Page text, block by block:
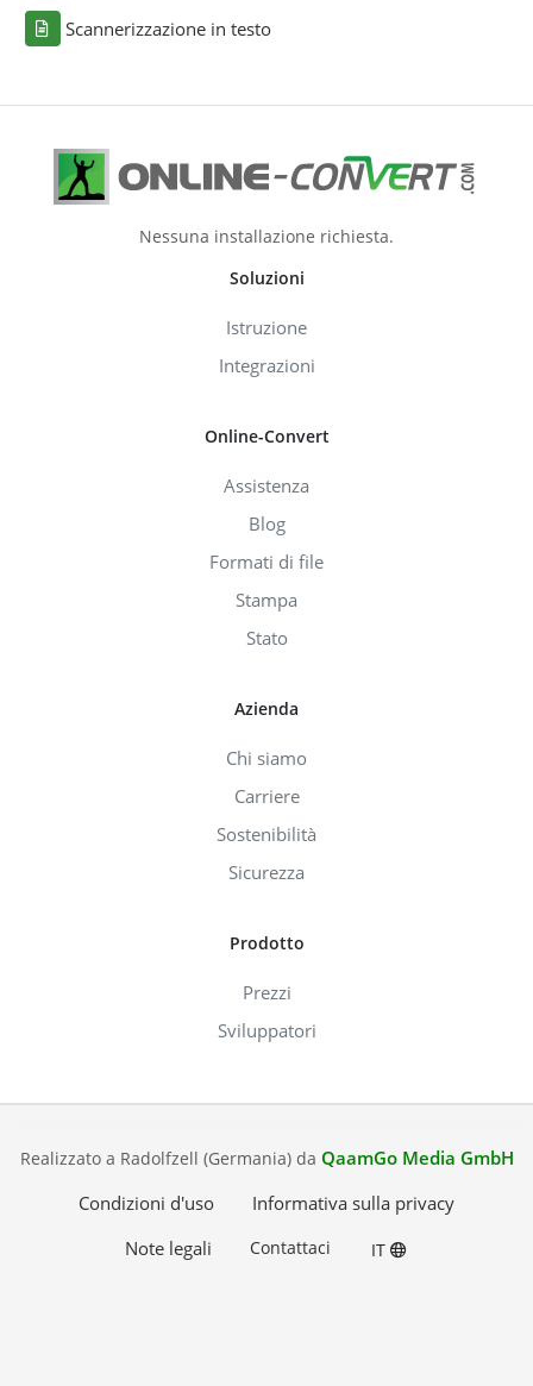
Scannerizzazione in testo
Nessuna installazione richiesta.
Soluzioni
Istruzione
Integrazioni
Online-Convert
Assistenza
Blog
Formati di file
Stampa
Stato
Azienda
Chi siamo
Carriere
Sostenibilità
Sicurezza
Prodotto
Prezzi
Sviluppatori
Realizzato a Radolfzell (Germania) da QaamGo Media GmbH
Condizioni d'uso
Informativa sulla privacy
Note legali
Contattaci IT